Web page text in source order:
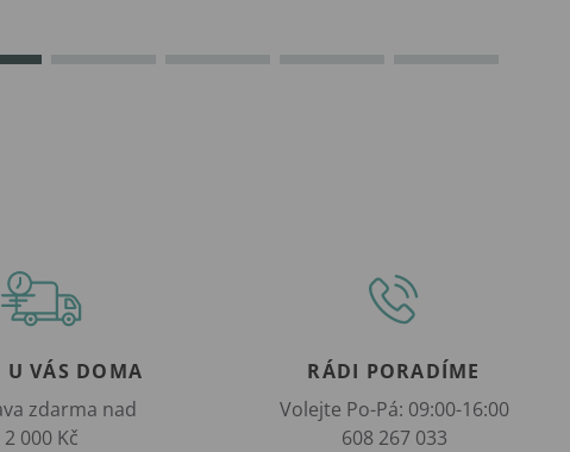
U VÁS DOMA
zdarma nad
2 000 Kč
RÁDI PORADÍME
Volejte Po-Pá: 09:00-16:00
608 267 033